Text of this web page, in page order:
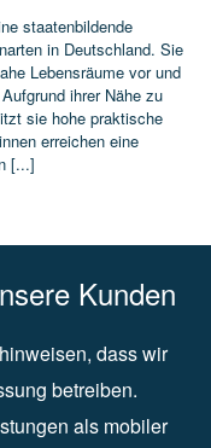
staatenbildende
in Deutschland. Sie
Lebensräume vor und
ihrer Nähe zu
sie hohe praktische
erreichen eine
[...]
Kunden
dass wir
betreiben.
als mobiler